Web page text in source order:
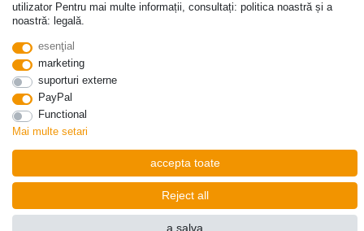
© Copyright 2026 | Toate drepturile rezervate. - Prices incl. VAT. 19% VAT Basic prices see
article detail | * Applies to deliveries to the UK!
utilizator Pentru mai multe informații, consultați: politica noastră și a
noastră: legală.
esenţial
marketing
suporturi externe
PayPal
Functional
Mai multe setari
accepta toate
Reject all
a salva
Withdraw from contract here